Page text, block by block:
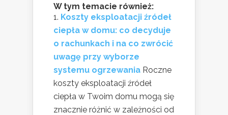
W tym temacie również:
Koszty eksploatacji źródeł
ciepła w domu: co decyduje
o rachunkach i na co zwrócić
uwagę przy wyborze
systemu ogrzewania Roczne
koszty eksploatacji źródeł
ciepła w Twoim domu mogą się
znacznie różnić w zależności od